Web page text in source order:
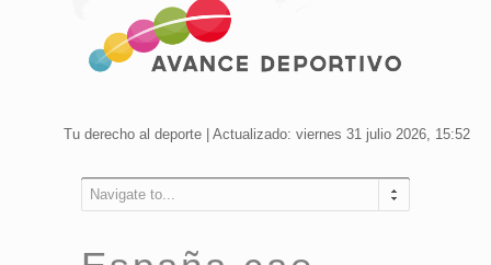
Tu derecho al deporte | Actualizado: viernes 31 julio 2026, 15:52
Navigate to...